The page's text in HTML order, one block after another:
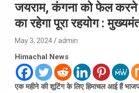
जयराम, कंगना को फेल करने
का रहेगा पूरा रहयोग :
May 3, 2024 admin
Himachal News
एक महीने की शूटिंग के लिए हिमाचल आई हैं